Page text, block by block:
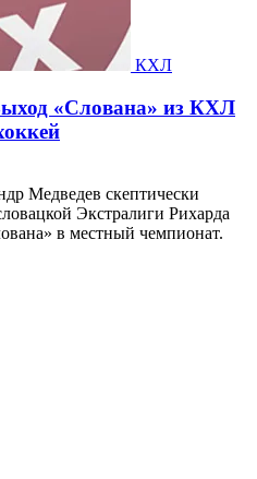
КХЛ
«Слована» из КХЛ
Медведев скептически
Экстралиги Рихарда
в местный чемпионат.